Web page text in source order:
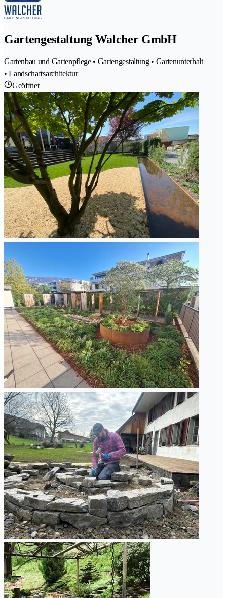
Gartengestaltung Walcher GmbH
Gartenbau und Gartenpflege • Gartengestaltung • Gartenunterhalt
• Landschaftsarchitektur
Geöffnet